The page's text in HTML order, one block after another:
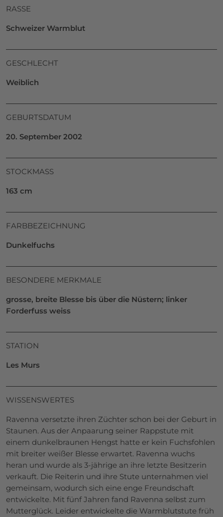
RASSE
Schweizer Warmblut
GESCHLECHT
Weiblich
GEBURTSDATUM
20. September 2002
STOCKMASS
163 cm
FARBBEZEICHNUNG
Dunkelfuchs
BESONDERE MERKMALE
grosse, breite Blesse bis über die Nüstern; linker
Forderfuss weiss
STATION
Les Murs
WISSENSWERTES
Ravenna versetzte ihren Züchter schon bei der Geburt in
Staunen. Aus der Anpaarung seiner Rappstute mit
einem dunkelbraunen Hengst hatte er kein Fuchsfohlen
mit breiter weißer Blesse erwartet. Ravenna wuchs
heran und wurde als 3-jährige an ihre letzte Besitzerin
verkauft. Die Reiterin und ihre Stute unternahmen viel
gemeinsam, wodurch sich eine enge Freundschaft
entwickelte. Mit fünf Jahren fand Ravenna selbst zum
Mutterglück. Leider entwickelte die Warmblutstute früh